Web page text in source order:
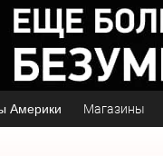
Америки Магазины